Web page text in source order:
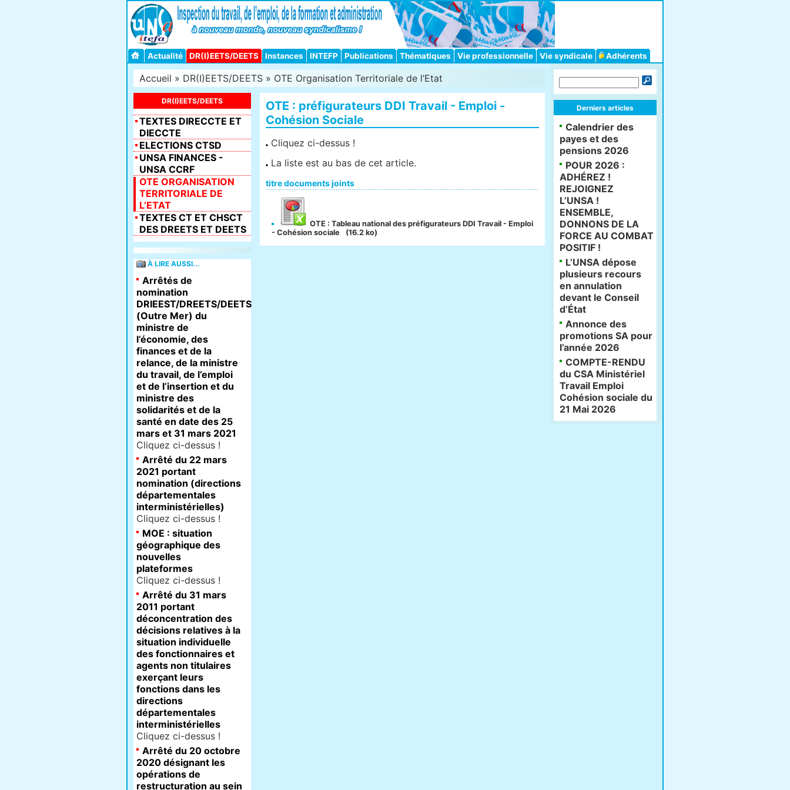
Actualité DR(I)EETS/DEETS Instances INTEFP Publications Thématiques Vie professionnelle Vie syndicale Adhérents
Accueil » DR(I)EETS/DEETS » OTE Organisation Territoriale de l’Etat
OTE : préfigurateurs DDI Travail - Emploi -
Cohésion Sociale
Cliquez ci-dessus !
La liste est au bas de cet article.
titre documents joints
OTE : Tableau national des préfigurateurs DDI Travail - Emploi
- Cohésion sociale
(16.2 ko)
DR(I)EETS/DEETS
TEXTES DIRECCTE ET
DIECCTE
ELECTIONS CTSD
UNSA FINANCES -
UNSA CCRF
OTE ORGANISATION
TERRITORIALE DE
L’ETAT
TEXTES CT ET CHSCT
DES DREETS ET DEETS
À LIRE AUSSI...
Arrêtés de
nomination
DRIEEST/DREETS/DEETS
(Outre Mer) du
ministre de
l’économie, des
finances et de la
relance, de la ministre
du travail, de l’emploi
et de l’insertion et du
ministre des
solidarités et de la
santé en date des 25
mars et 31 mars 2021
Cliquez ci-dessus !
Arrêté du 22 mars
2021 portant
nomination (directions
départementales
interministérielles)
Cliquez ci-dessus !
MOE : situation
géographique des
nouvelles
plateformes
Cliquez ci-dessus !
Arrêté du 31 mars
2011 portant
déconcentration des
décisions relatives à la
situation individuelle
des fonctionnaires et
agents non titulaires
exerçant leurs
fonctions dans les
directions
départementales
interministérielles
Cliquez ci-dessus !
Arrêté du 20 octobre
2020 désignant les
opérations de
restructuration au sein
Derniers articles
Calendrier des
payes et des
pensions 2026
POUR 2026 :
ADHÉREZ !
REJOIGNEZ
L’UNSA !
ENSEMBLE,
DONNONS DE LA
FORCE AU COMBAT
POSITIF !
L’UNSA dépose
plusieurs recours
en annulation
devant le Conseil
d’État
Annonce des
promotions SA pour
l’année 2026
COMPTE-RENDU
du CSA Ministériel
Travail Emploi
Cohésion sociale du
21 Mai 2026